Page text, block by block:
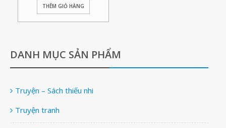
THÊM GIỎ HÀNG
DANH MỤC SẢN PHẨM
Truyện – Sách thiếu nhi
Truyện tranh